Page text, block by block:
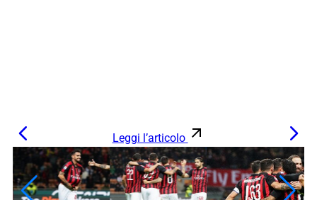
Leggi l’articolo